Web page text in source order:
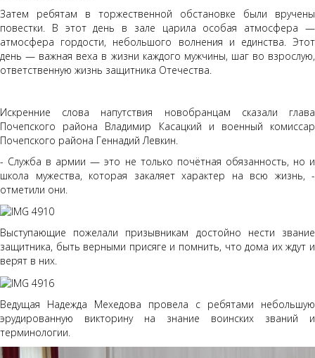
Затем ребятам в торжественной обстановке были вручены
повестки. В этот день в зале царила особая атмосфера —
атмосфера гордости, небольшого волнения и единства. Этот
день — важная веха в жизни каждого мужчины, шаг во взрослую,
ответственную жизнь защитника Отечества.
Искренние слова напутствия новобранцам сказали глава
Почепского района Владимир Касацкий и военный комиссар
Почепского района Геннадий Левкин.
- Служба в армии — это не только почётная обязанность, но и
школа мужества, которая закаляет характер на всю жизнь, -
отметили они.
Выступающие пожелали призывникам достойно нести звание
защитника, быть верными присяге и помнить, что дома их ждут и
верят в них.
Ведущая Надежда Мехедова провела с ребятами небольшую
эрудированную викторину на знание воинских званий и
терминологии.